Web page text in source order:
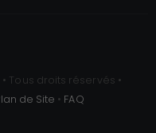
Tous droits réservés •
de Site • FAQ